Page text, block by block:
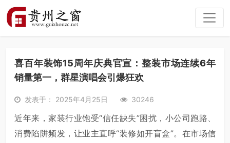
喜百年装饰15周年庆典官宣：整装市场连续6年
销量第一，群星演唱会引爆狂欢
发表于： 2025年4月25日 30246
近年来，家装行业饱受“信任缺失”困扰，小公司跑路、
消费陷阱频发，让业主直呼“装修如开盲盒”。在市场信